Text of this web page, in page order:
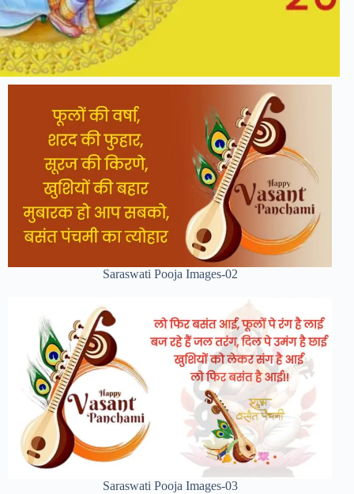
Saraswati Pooja Images-02
Saraswati Pooja Images-03